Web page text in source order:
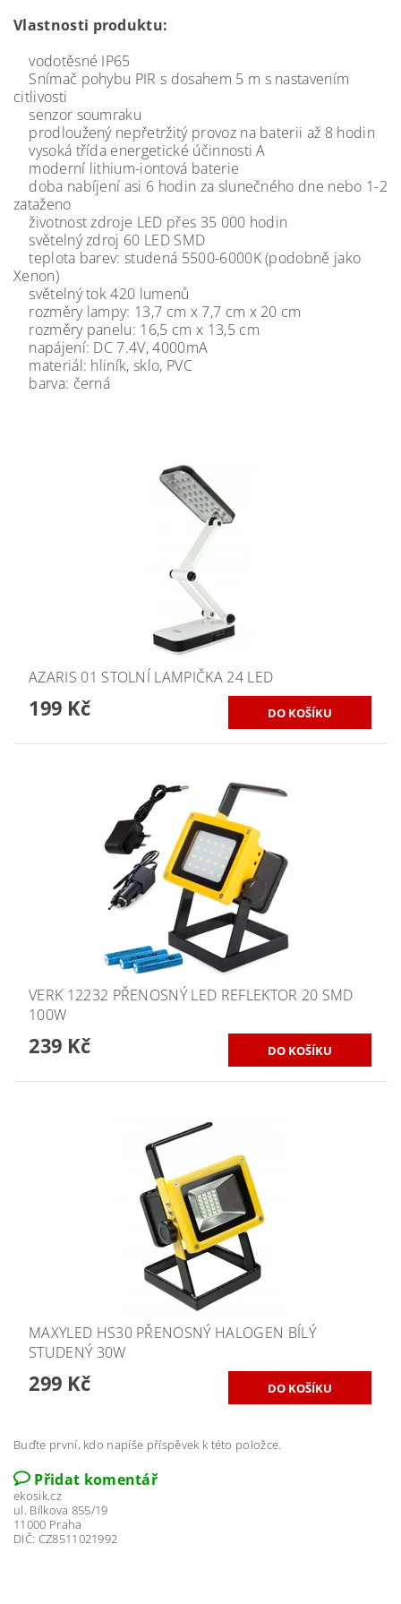
Vlastnosti produktu:
vodotěsné IP65
Snímač pohybu PIR s dosahem 5 m s nastavením
citlivosti
senzor soumraku
prodloužený nepřetržitý provoz na baterii až 8 hodin
vysoká třída energetické účinnosti A
moderní lithium-iontová baterie
doba nabíjení asi 6 hodin za slunečného dne nebo 1-2
zataženo
životnost zdroje LED přes 35 000 hodin
světelný zdroj 60 LED SMD
teplota barev: studená 5500-6000K (podobně jako
Xenon)
světelný tok 420 lumenů
rozměry lampy: 13,7 cm x 7,7 cm x 20 cm
rozměry panelu: 16,5 cm x 13,5 cm
napájení: DC 7.4V, 4000mA
materiál: hliník, sklo, PVC
barva: černá
AZARIS 01 STOLNÍ LAMPIČKA 24 LED
199 Kč
VERK 12232 PŘENOSNÝ LED REFLEKTOR 20 SMD
100W
239 Kč
MAXYLED HS30 PŘENOSNÝ HALOGEN BÍLÝ
STUDENÝ 30W
299 Kč
Buďte první, kdo napíše příspěvek k této položce.
Přidat komentář
ekosik.cz
ul. Bílkova 855/19
11000 Praha
DIČ: CZ8511021992